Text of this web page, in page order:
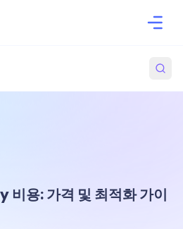
용: 가격 및 최적화 가이